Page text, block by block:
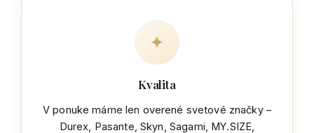
✦
Kvalita
V ponuke máme len overené svetové značky –
Durex, Pasante, Skyn, Sagami, MY.SIZE,